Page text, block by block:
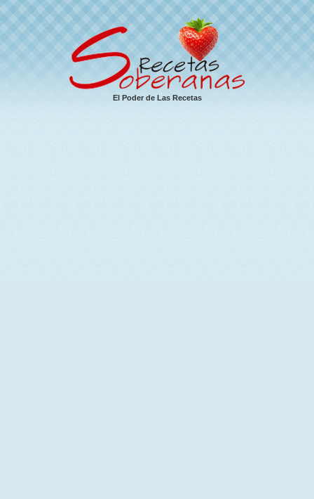
El Poder de Las Recetas